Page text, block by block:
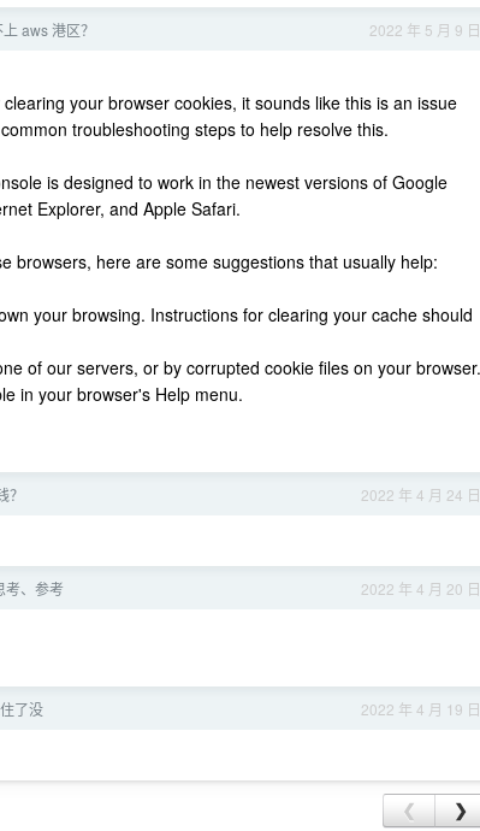
2022 年 5 月 9 日
aws 港区？
your browser cookies, it sounds like this is an issue
troubleshooting steps to help resolve this.
is designed to work in the newest versions of Google
Explorer, and Apple Safari.
browsers, here are some suggestions that usually help:
your browsing. Instructions for clearing your cache should
of our servers, or by corrupted cookie files on your browser.
in your browser's Help menu.
2022 年 4 月 24 日
2022 年 4 月 20 日
考、参考
2022 年 4 月 19 日
了没
❮ ❯